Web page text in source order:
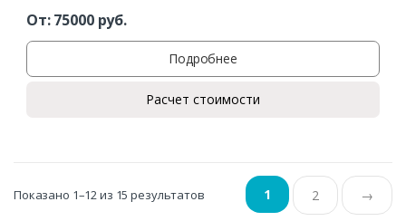
От:75000руб.
Подробнее
Расчет стоимости
Показано 1–12 из 15 результатов 1 2 →